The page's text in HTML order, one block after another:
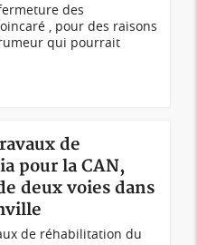
des
, pour des raisons
qui pourrait
de
pour la CAN,
deux voies dans
de réhabilitation du